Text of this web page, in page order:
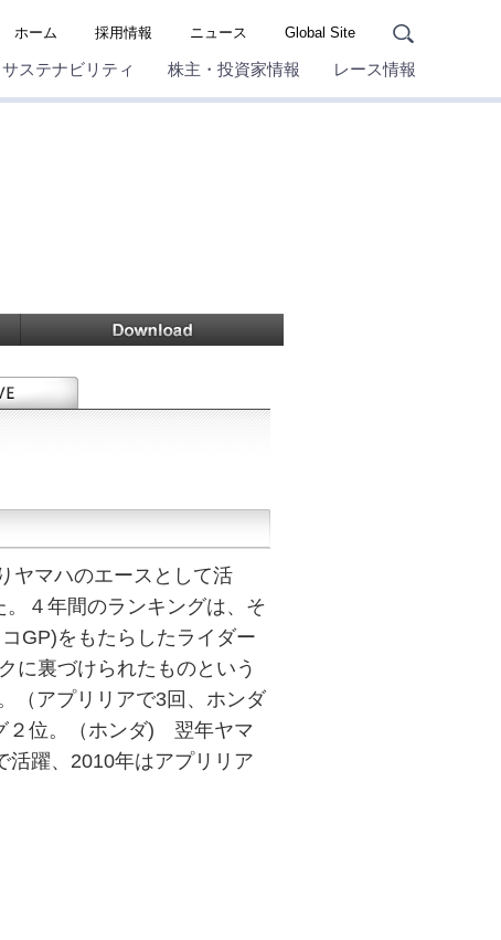
ホーム 採用情報 ニュース Global Site
サステナビリティ 株主・投資家情報 レース情報
ヤマハのエースとして活
４年間のランキングは、そ
GP)をもたらしたライダー
に裏づけられたものという
（アプリリアで3回、ホンダ
２位。（ホンダ) 翌年ヤマ
活躍、2010年はアプリリア